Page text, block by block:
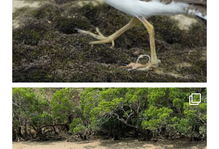
4月に入り、新人教育の為カヤックから落ちた際の救助の実技練習の風景です。 一人前の